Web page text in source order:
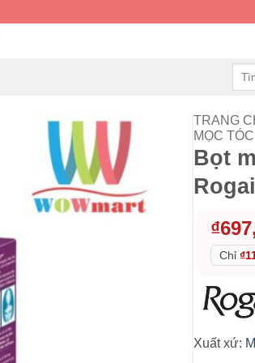
TRANG
MỌC TÓC
Bọt
₫
Chỉ
Xuất xứ: